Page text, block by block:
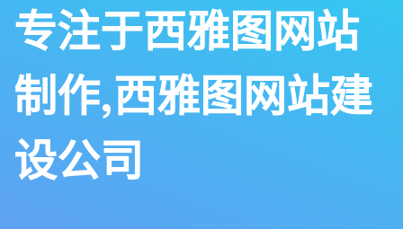
专注于西雅图网站
制作,西雅图网站建
设公司